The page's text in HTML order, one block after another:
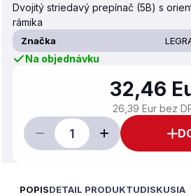
Dvojitý striedavý prepínač (5B) s
rámika
Značka
Na objednávku
32,46
26,39 Eur bez
POPISDETAIL PRODUKTUDISKUSIA